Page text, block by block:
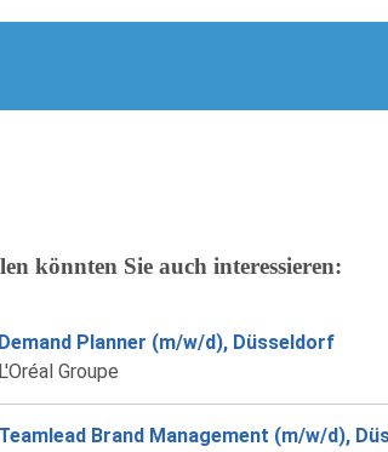
könnten Sie auch interessieren:
Demand Planner (m/w/d), Düsseldorf
L'Oréal Groupe
Teamlead Brand Management (m/w/d),